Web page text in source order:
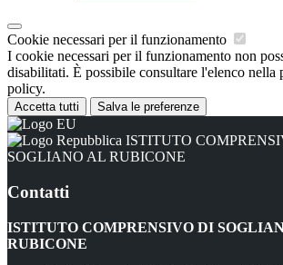
Cookie necessari per il funzionamento
I cookie necessari per il funzionamento non
disabilitati. È possibile consultare l'elenco nella
policy.
Accetta tutti Salva le preferenze
ISTITUTO
SOGLIANO AL RUBICONE
Contatti
ISTITUTO COMPRENSIVO DI
RUBICONE